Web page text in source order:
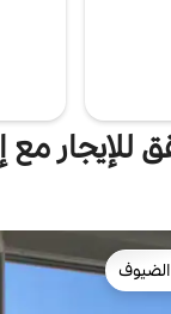
للإيجار مع
المفضّلة لدى الضيوف